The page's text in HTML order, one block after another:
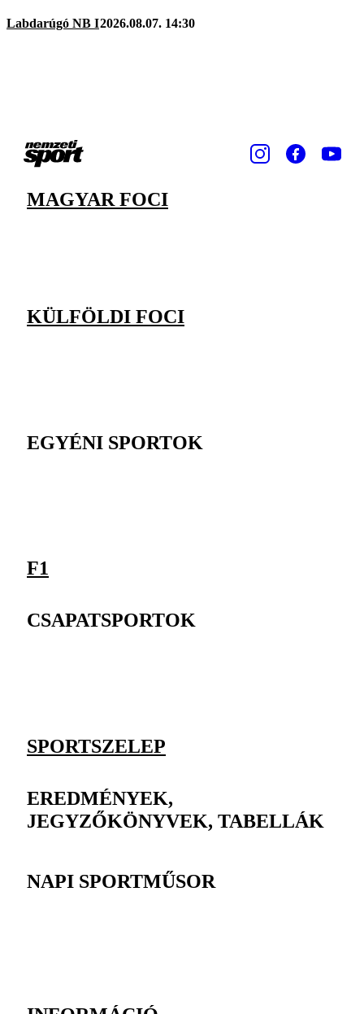
Labdarúgó NB I2026.08.07. 14:30
MAGYAR FOCI
KÜLFÖLDI FOCI
EGYÉNI SPORTOK
F1
CSAPATSPORTOK
SPORTSZELEP
EREDMÉNYEK,
JEGYZŐKÖNYVEK, TABELLÁK
NAPI SPORTMŰSOR